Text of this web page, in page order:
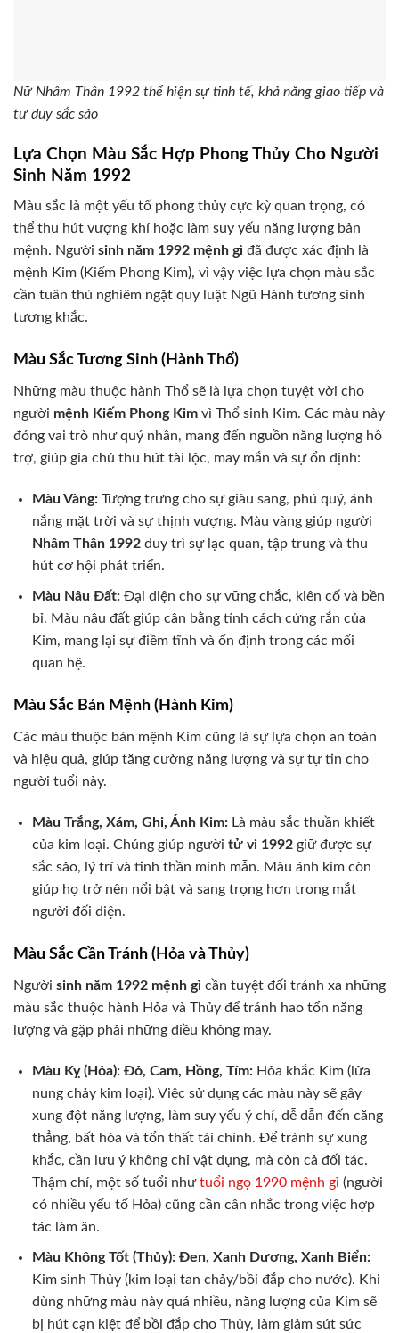
Nữ Nhâm Thân 1992 thể hiện sự tinh tế, khả năng giao tiếp và
tư duy sắc sảo
Lựa Chọn Màu Sắc Hợp Phong Thủy Cho Người
Sinh Năm 1992
Màu sắc là một yếu tố phong thủy cực kỳ quan trọng, có
thể thu hút vượng khí hoặc làm suy yếu năng lượng bản
mệnh. Người sinh năm 1992 mệnh gì đã được xác định là
mệnh Kim (Kiếm Phong Kim), vì vậy việc lựa chọn màu sắc
cần tuân thủ nghiêm ngặt quy luật Ngũ Hành tương sinh
tương khắc.
Màu Sắc Tương Sinh (Hành Thổ)
Những màu thuộc hành Thổ sẽ là lựa chọn tuyệt vời cho
người mệnh Kiếm Phong Kim vì Thổ sinh Kim. Các màu này
đóng vai trò như quý nhân, mang đến nguồn năng lượng hỗ
trợ, giúp gia chủ thu hút tài lộc, may mắn và sự ổn định:
Màu Vàng:Tượng trưng cho sự giàu sang, phú quý, ánh
nắng mặt trời và sự thịnh vượng. Màu vàng giúp người
Nhâm Thân 1992duy trì sự lạc quan, tập trung và thu
hút cơ hội phát triển.
Màu Nâu Đất:Đại diện cho sự vững chắc, kiên cố và bền
bỉ. Màu nâu đất giúp cân bằng tính cách cứng rắn của
Kim, mang lại sự điềm tĩnh và ổn định trong các mối
quan hệ.
Màu Sắc Bản Mệnh (Hành Kim)
Các màu thuộc bản mệnh Kim cũng là sự lựa chọn an toàn
và hiệu quả, giúp tăng cường năng lượng và sự tự tin cho
người tuổi này.
Màu Trắng, Xám, Ghi, Ánh Kim:Là màu sắc thuần khiết
của kim loại. Chúng giúp người tử vi 1992giữ được sự
sắc sảo, lý trí và tinh thần minh mẫn. Màu ánh kim còn
giúp họ trở nên nổi bật và sang trọng hơn trong mắt
người đối diện.
Màu Sắc Cần Tránh (Hỏa và Thủy)
Người sinh năm 1992 mệnh gì cần tuyệt đối tránh xa những
màu sắc thuộc hành Hỏa và Thủy để tránh hao tổn năng
lượng và gặp phải những điều không may.
Màu Kỵ (Hỏa): Đỏ, Cam, Hồng, Tím:Hỏa khắc Kim (lửa
nung chảy kim loại). Việc sử dụng các màu này sẽ gây
xung đột năng lượng, làm suy yếu ý chí, dễ dẫn đến căng
thẳng, bất hòa và tổn thất tài chính. Để tránh sự xung
khắc, cần lưu ý không chỉ vật dụng, mà còn cả đối tác.
Thậm chí, một số tuổi nhưtuổi ngọ 1990 mệnh gì (người
có nhiều yếu tố Hỏa) cũng cần cân nhắc trong việc hợp
tác làm ăn.
Màu Không Tốt (Thủy): Đen, Xanh Dương, Xanh Biển:
Kim sinh Thủy (kim loại tan chảy/bồi đắp cho nước). Khi
dùng những màu này quá nhiều, năng lượng của Kim sẽ
bị hút cạn kiệt để bồi đắp cho Thủy, làm giảm sút sức